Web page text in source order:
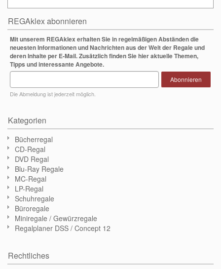
REGAklex abonnieren
Mit unserem REGAklex erhalten Sie in regelmäßigen Abständen die
neuesten Informationen und Nachrichten aus der Welt der Regale und
deren Inhalte per E-Mail. Zusätzlich finden Sie hier aktuelle Themen,
Tipps und interessante Angebote.
Die Abmeldung ist jederzeit möglich.
Abonnieren
Kategorien
Bücherregal
CD-Regal
DVD Regal
Blu-Ray Regale
MC-Regal
LP-Regal
Schuhregale
Büroregale
Miniregale / Gewürzregale
Regalplaner DSS / Concept 12
Rechtliches